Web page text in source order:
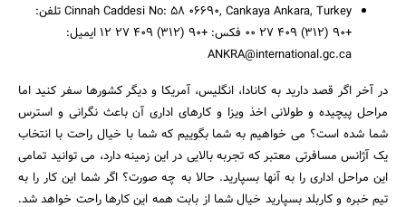
Cinnah Caddesi No: 58 06690, Cankaya Ankara, Turkey تلفن:
+90 (312) 409 27 00 فکس: +90 (312) 409 27 12 ایمیل:
ANKRA@international.gc.ca
در آخر اگر قصد دارید به کانادا، انگلیس، آمریکا و دیگر کشورها سفر کنید اما
مراحل پیچیده و طولانی اخذ ویزا و کارهای اداری آن باعث نگرانی و استرس
شما شده است؟ می خواهیم به شما بگوییم که شما با خیال راحت با انتخاب
یک آژانس مسافرتی معتبر که تجربه بالایی در این زمینه دارد، می توانید تمامی
این مراحل اداری را به آنها بسپارید. حالا به چه صورت؟ اگر شما این کار را به
تیم خبره و کاربلد بسپارید خیال شما از بابت همه این کارها راحت خواهد شد.